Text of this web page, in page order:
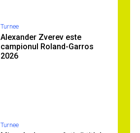
Turnee
Alexander Zverev este
campionul Roland-Garros
2026
Turnee